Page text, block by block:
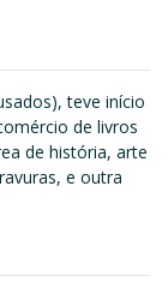
teve início
de livros
de história, arte
e outra